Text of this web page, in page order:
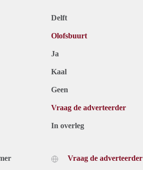
Delft
Olofsbuurt
Ja
Kaal
Geen
Vraag de adverteerder
In overleg
Vraag de adverteerder